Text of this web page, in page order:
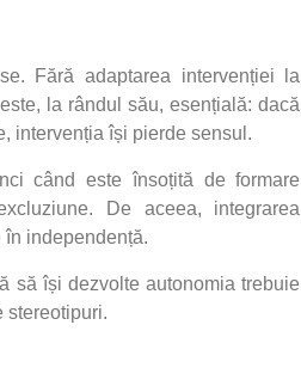
Fără adaptarea intervenției la
la rândul său, esențială: dacă
intervenția își pierde sensul.
când este însoțită de formare
De aceea, integrarea
independență.
să își dezvolte autonomia trebuie
stereotipuri.